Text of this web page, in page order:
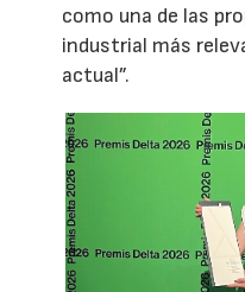
como una de las
industrial más
actual”.